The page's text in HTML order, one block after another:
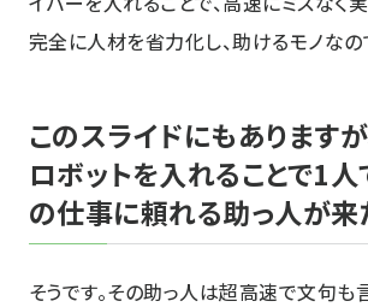
完全に人材を省力化し、助けるモノなの
このスライドにもあります
ロボットを入れることで1
の仕事に頼れる助っ人が来
そうです。その助っ人は超高速で文句も